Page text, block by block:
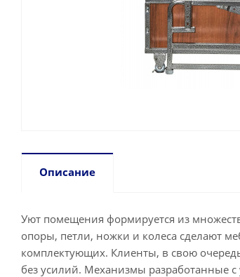
Описание
Уют помещения формируется из
опоры, петли, ножки и колеса сделают
комплектующих. Клиенты, в свою
без усилий. Механизмы разработанные